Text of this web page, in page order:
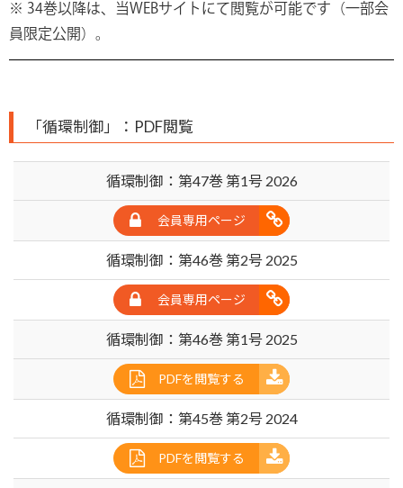
※ 34巻以降は、当WEBサイトにて閲覧が可能です（一部会
員限定公開）。
「循環制御」：PDF閲覧
循環制御：第47巻 第1号 2026
会員専用ページ
循環制御：第46巻 第2号 2025
会員専用ページ
循環制御：第46巻 第1号 2025
PDFを閲覧する
循環制御：第45巻 第2号 2024
PDFを閲覧する